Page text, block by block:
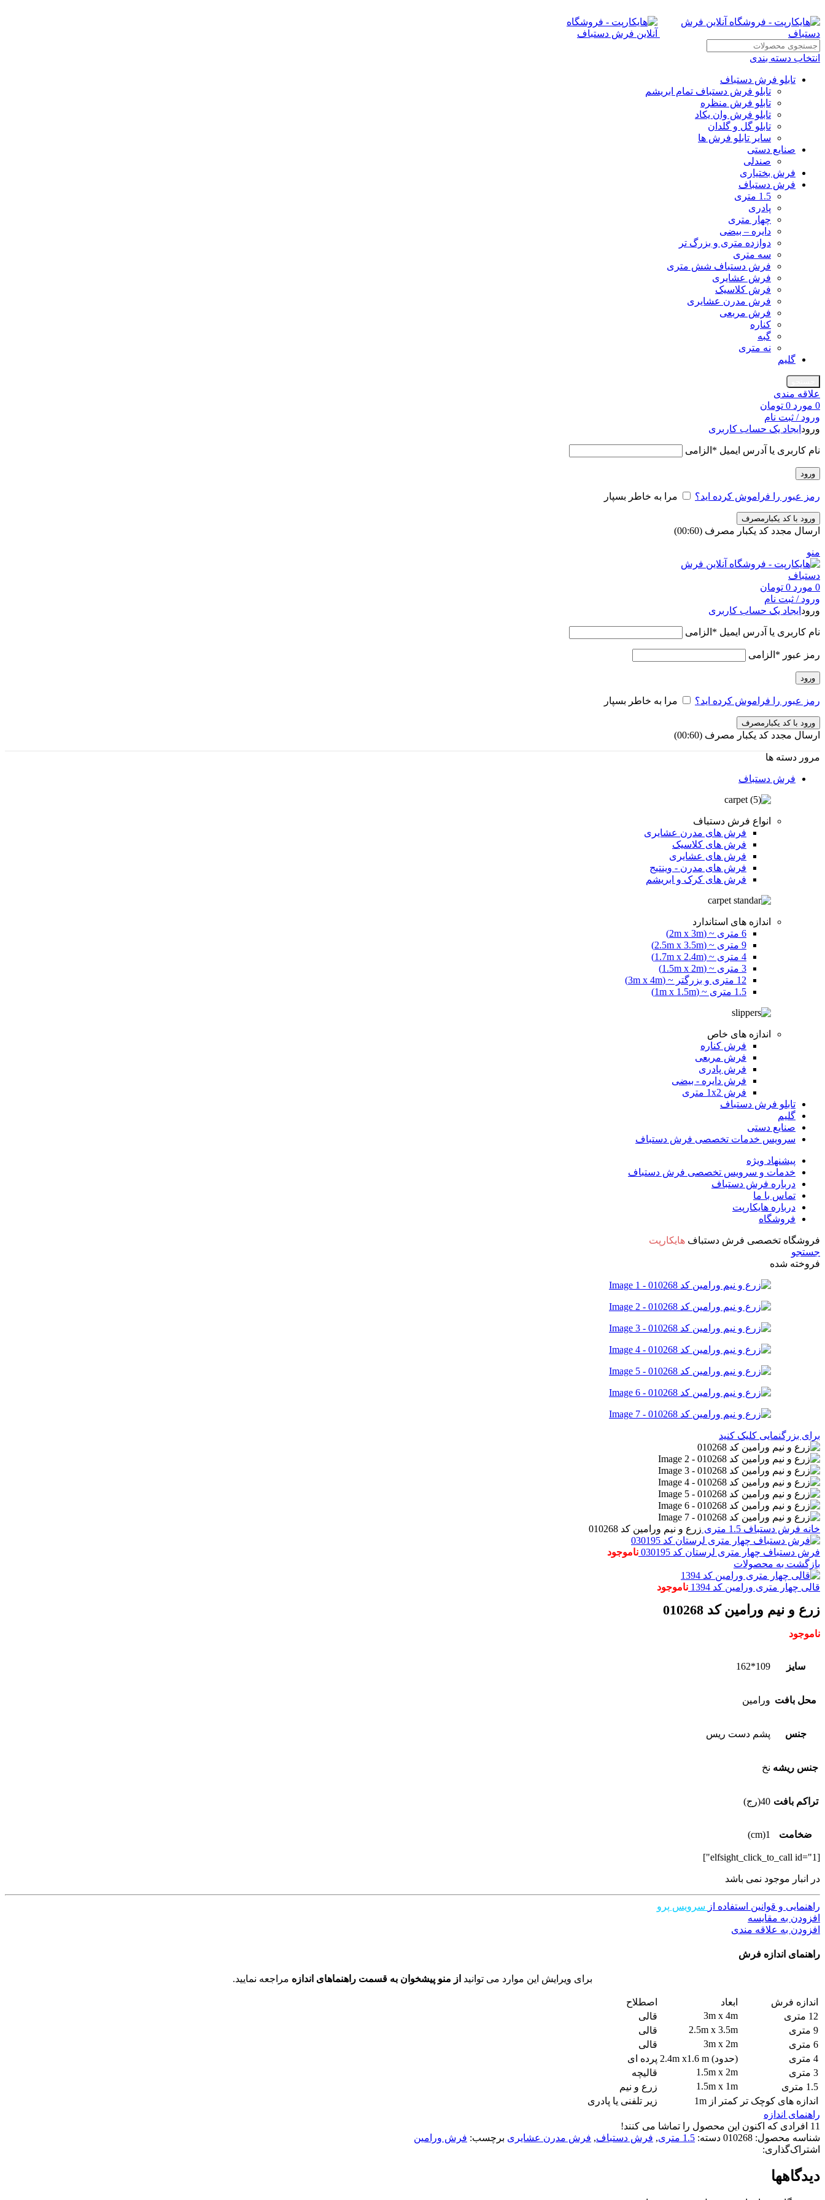
انتخاب دسته بندی
تابلو فرش دستباف
تابلو فرش دستباف تمام ابریشم
تابلو فرش منظره
تابلو فرش وان یکاد
تابلو گل و گلدان
سایر تابلو فرش ها
صنایع دستی
صندلی
فرش بختیاری
فرش دستباف
1.5 متری
پادری
چهار متری
دایره – بیضی
دوازده متری و بزرگ تر
سه متری
فرش دستباف شش متری
فرش عشایری
فرش کلاسیک
فرش مدرن عشایری
فرش مربعی
کناره
گبه
نه متری
گلیم
علاقه مندی
0 مورد 0 تومان
ورود / ثبت نام
ورود ایجاد یک حساب کاربری
نام کاربری یا آدرس ایمیل * الزامی
ورود
رمز عبور را فراموش کرده اید؟ مرا به خاطر بسپار
ورود با کد یکبارمصرف
ارسال مجدد کد یکبار مصرف (00:
60
)
منو
0 مورد 0 تومان
ورود / ثبت نام
ورود ایجاد یک حساب کاربری
نام کاربری یا آدرس ایمیل * الزامی
رمز عبور * الزامی
ورود
رمز عبور را فراموش کرده اید؟ مرا به خاطر بسپار
ورود با کد یکبارمصرف
ارسال مجدد کد یکبار مصرف (00:
60
)
مرور دسته ها
فرش دستباف
انواع فرش دستباف
فرش های مدرن عشایری
فرش های کلاسیک
فرش های عشایری
فرش های مدرن - وینتیج
فرش های کرک و ابریشم
اندازه های استاندارد
6 متری ~ (2m x 3m)
9 متری ~ (2.5m x 3.5m)
4 متری ~ (1.7m x 2.4m)
3 متری ~ (1.5m x 2m)
12 متری و بزرگتر ~ (3m x 4m)
1.5 متری ~ (1m x 1.5m)
اندازه های خاص
فرش کناره
فرش مربعی
فرش پادری
فرش دایره - بیضی
فرش 1x2 متری
تابلو فرش دستباف
گلیم
صنایع دستی
سرویس خدمات تخصصی فرش دستباف
پیشنهاد ویژه
خدمات و سرویس تخصصی فرش دستباف
درباره فرش دستباف
تماس با ما
درباره هایکارپت
فروشگاه
فروشگاه تخصصی فرش دستباف هایکارپت
جستجو
فروخته شده
برای بزرگنمایی کلیک کنید
خانه فرش دستباف 1.5 متری زرع و نیم ورامین کد 010268
فرش دستباف چهار متری لرستان کد 030195
ناموجود
بازگشت به محصولات
قالی چهار متری ورامین کد 1394 ناموجود
زرع و نیم ورامین کد 010268
ناموجود
سایز 109*162
محل بافت ورامین
جنس پشم دست ریس
جنس ریشه نخ
تراکم بافت 40(رج)
ضخامت 1(cm)
[elfsight_click_to_call id="1"]
در انبار موجود نمی باشد
راهنمایی و قوانین استفاده از سرویس پرو
افزودن به مقایسه
افزودن به علاقه مندی
راهنمای اندازه فرش
برای ویرایش این موارد می توانید از منو پیشخوان به قسمت راهنماهای اندازه مراجعه نمایید.
اندازه فرش ابعاد
اصطلاح
12 متری
3m x 4m
قالی
9 متری
2.5m x 3.5m
قالی
6 متری
3m x 2m
قالی
4 متری
(حدود) 2.4m x1.6 m
پرده ای
3 متری
1.5m x 2m
قالیچه
1.5 متری
1.5m x 1m
زرع و نیم
اندازه های کوچک تر کمتر از 1m
زیر تلفنی یا پادری
راهنمای اندازه
11 افرادی که اکنون این محصول را تماشا می کنند!
شناسه محصول: 010268 دسته: 1.5 متری , فرش دستباف, فرش مدرن عشایری برچسب: فرش ورامین
اشتراک‌گذاری:
دیدگاهها